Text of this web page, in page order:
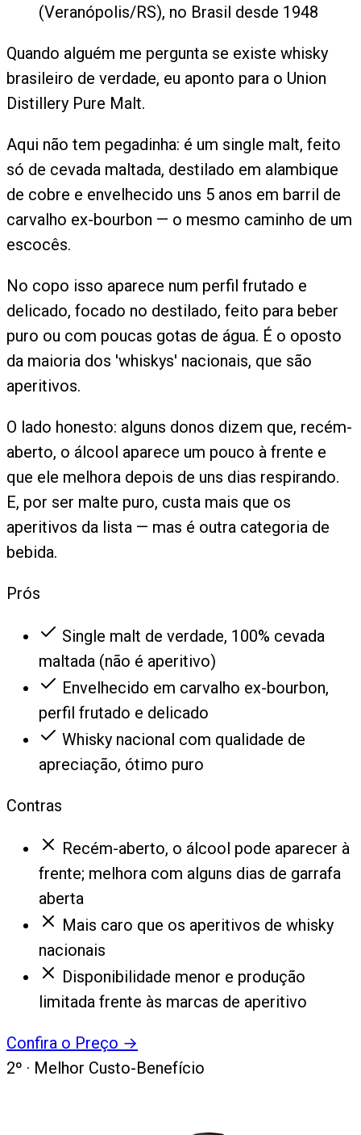
(Veranópolis/RS), no Brasil desde 1948
Quando alguém me pergunta se existe whisky
brasileiro de verdade, eu aponto para o Union
Distillery Pure Malt.
Aqui não tem pegadinha: é um single malt, feito
só de cevada maltada, destilado em alambique
de cobre e envelhecido uns 5 anos em barril de
carvalho ex-bourbon — o mesmo caminho de um
escocês.
No copo isso aparece num perfil frutado e
delicado, focado no destilado, feito para beber
puro ou com poucas gotas de água. É o oposto
da maioria dos 'whiskys' nacionais, que são
aperitivos.
O lado honesto: alguns donos dizem que, recém-
aberto, o álcool aparece um pouco à frente e
que ele melhora depois de uns dias respirando.
E, por ser malte puro, custa mais que os
aperitivos da lista — mas é outra categoria de
bebida.
Prós
Single malt de verdade, 100% cevada
maltada (não é aperitivo)
Envelhecido em carvalho ex-bourbon,
perfil frutado e delicado
Whisky nacional com qualidade de
apreciação, ótimo puro
Contras
Recém-aberto, o álcool pode aparecer à
frente; melhora com alguns dias de garrafa
aberta
Mais caro que os aperitivos de whisky
nacionais
Disponibilidade menor e produção
limitada frente às marcas de aperitivo
Confira o Preço →
2º · Melhor Custo-Benefício